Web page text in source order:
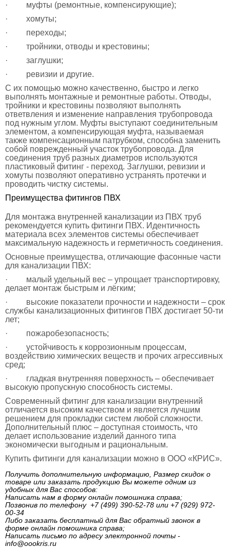
· муфты (ремонтные, компенсирующие);
· хомуты;
· переходы;
· тройники, отводы и крестовины;
· заглушки;
· ревизии и другие.
С их помощью можно качественно, быстро и легко
выполнять монтажные и ремонтные работы. Отводы,
тройники и крестовины позволяют выполнять
ответвления и изменение направления трубопровода
под нужным углом. Муфты выступают соединительным
элементом, а компенсирующая муфта, называемая
также компенсационным патрубком, способна заменить
собой поврежденный участок трубопровода. Для
соединения труб разных диаметров используются
пластиковый фитинг - переход. Заглушки, ревизии и
хомуты позволяют оперативно устранять протечки и
проводить чистку системы.
Преимущества фитингов ПВХ
Для монтажа внутренней канализации из ПВХ труб
рекомендуется купить фитинги ПВХ. Идентичность
материала всех элементов системы обеспечивает
максимальную надежность и герметичность соединения.
Основные преимущества, отличающие фасонные части
для канализации ПВХ:
· малый удельный вес – упрощает транспортировку,
делает монтаж быстрым и лёгким;
· высокие показатели прочности и надежности – срок
службы канализационных фитингов ПВХ достигает 50-ти
лет;
· пожаробезопасность;
· устойчивость к коррозионным процессам,
воздействию химических веществ и прочих агрессивных
сред;
· гладкая внутренняя поверхность – обеспечивает
высокую пропускную способность системы.
Современный фитинг для канализации внутренний
отличается высоким качеством и является лучшим
решением для прокладки систем любой сложности.
Дополнительный плюс – доступная стоимость, что
делает использование изделий данного типа
экономически выгодным и рациональным.
Купить фитинги для канализации можно в ООО «КРИС».
Получить дополнительную информацию, Размер скидок о
товаре или заказать продукцию Вы можете одним из
удобных для Вас способов:
Написать нам в форму онлайн помошника справа;
Позвонив по телефону +7 (499) 390-52-78 или +7 (929) 972-
00-34
Либо заказать бесплатный для Вас обратный звонок в
форме онлайн помошника справа;
Написать письмо по адресу электронной почты -
info@oookris.ru